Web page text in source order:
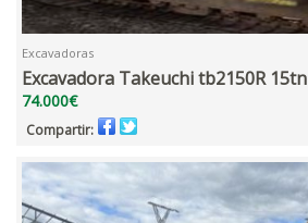
Excavadoras
Excavadora Takeuchi tb2150R 15tn
74.000€
Compartir: